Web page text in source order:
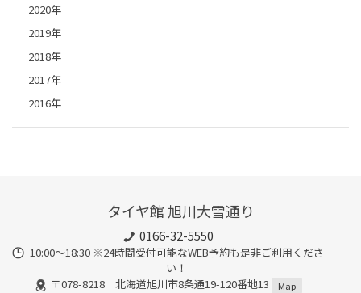
2020年
2019年
2018年
2017年
2016年
タイヤ館 旭川大雪通り
0166-32-5550
10:00～18:30 ※24時間受付可能なWEB予約も是非ご利用くださ
い！
〒078-8218 北海道旭川市8条通19-120番地13
Map